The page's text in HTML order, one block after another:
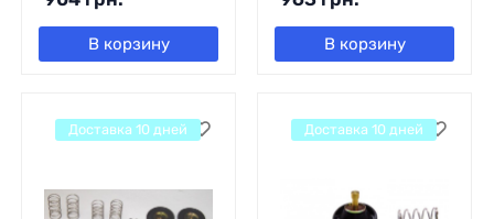
В корзину В корзину
Доставка 10 дней Доставка 10 дней